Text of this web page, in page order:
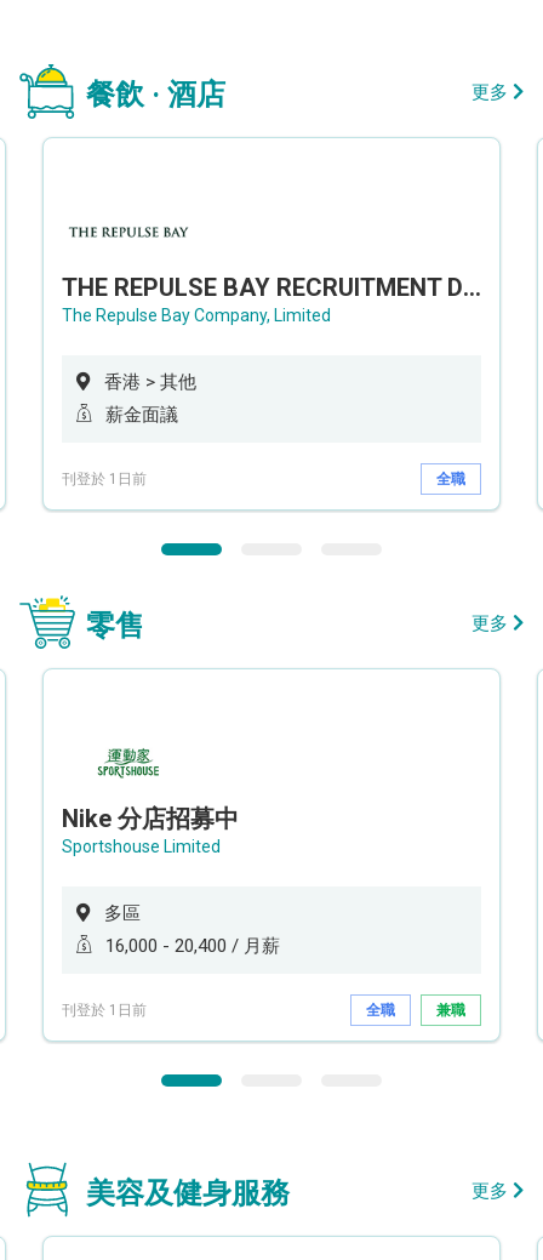
餐飲 · 酒店 更多
THE REPULSE BAY RECRUITMENT DAY 淺水灣影灣園人才招聘會
The Repulse Bay Company, Limited
香港 > 其他
薪金面議
刊登於 1日前 全職
零售 更多
Nike 分店招募中
Sportshouse Limited
多區
16,000 - 20,400 / 月薪
刊登於 1日前 全職 兼職
美容及健身服務 更多